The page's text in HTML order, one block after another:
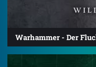
Warhammer - Der